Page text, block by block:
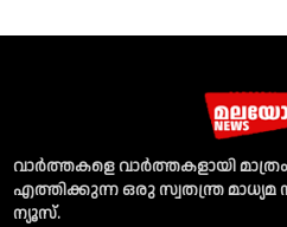
വാര്‍ത്തകളെ വാര്‍ത്തകളായി
എത്തിക്കുന്ന ഒരു സ്വതന്ത്ര
ന്യൂസ്‌.